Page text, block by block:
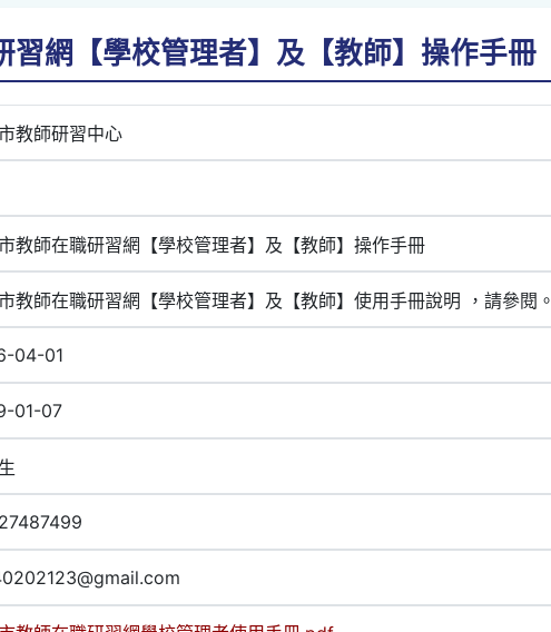
習網【學校管理者】及【教師】操作手冊
教師研習中心
教師在職研習網【學校管理者】及【教師】操作手冊
教師在職研習網【學校管理者】及【教師】使用手冊說明 ，請參閱。
04-01
01-07